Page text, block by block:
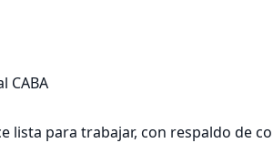
CABA
para trabajar, con respaldo de